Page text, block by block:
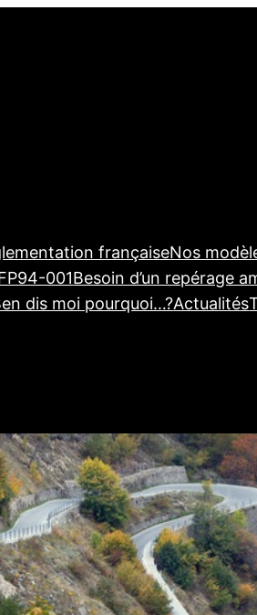
françaiseNos
001Besoin d’un repérage
dis moi pourquoi…?Actualités